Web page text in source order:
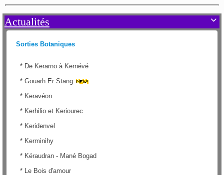

Actualités
Sorties Botaniques
* De Kerarno à Kernévé
* Gouarh Er Stang
* Keravéon
* Kerhilio et Keriourec
* Keridenvel
* Kerminihy
* Kéraudran - Mané Bogad
* Le Bois d'amour